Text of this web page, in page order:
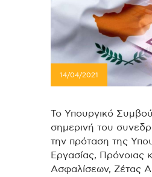
14/04/2021
Το Υπουργικό
σημερινή του
την πρόταση της
Εργασίας, Πρόνοιας
Ασφαλίσεων, Ζέτας